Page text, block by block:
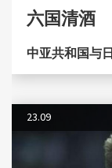
六国清酒
中亚共和国与
23.09